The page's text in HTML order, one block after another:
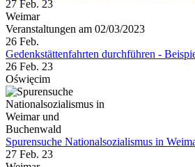
27 Feb. 23
Weimar
Veranstaltungen am 02/03/2023
26 Feb.
Gedenkstättenfahrten durchführen -
26 Feb. 23
Oświęcim
Spurensuche Nationalsozialismus in
27 Feb. 23